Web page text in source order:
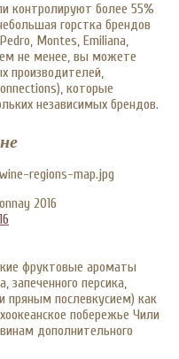
контролируют более 55%
горстка брендов
Montes, Emiliana,
не менее, вы можете
производителей,
которые
независимых брендов.
2016
фруктовые ароматы
запеченного персика,
пряным послевкусием) как
побережье Чили
дополнительного